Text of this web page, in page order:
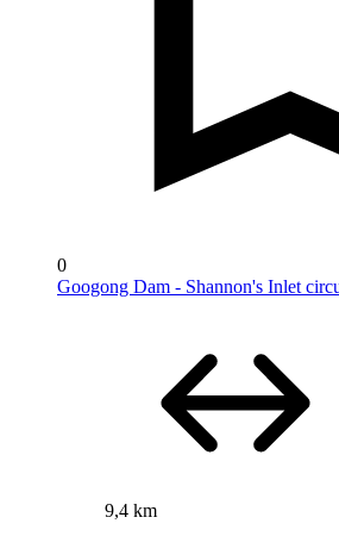
0
Googong Dam - Shannon's Inlet
9,4 km